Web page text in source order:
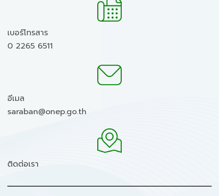
เบอร์โทรสาร
0 2265 6511
อีเมล
saraban@onep.go.th
ติดต่อเรา